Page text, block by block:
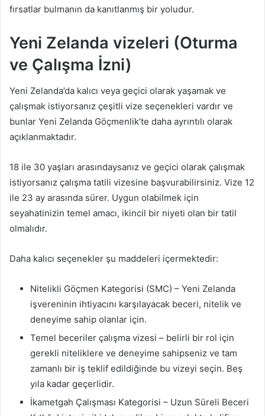
fırsatlar bulmanın da kanıtlanmış bir yoludur.
Yeni Zelanda vizeleri (Oturma
ve Çalışma İzni)
Yeni Zelanda’da kalıcı veya geçici olarak yaşamak ve
çalışmak istiyorsanız çeşitli vize seçenekleri vardır ve
bunlar Yeni Zelanda Göçmenlik’te daha ayrıntılı olarak
açıklanmaktadır.
18 ile 30 yaşları arasındaysanız ve geçici olarak çalışmak
istiyorsanız çalışma tatili vizesine başvurabilirsiniz. Vize 12
ile 23 ay arasında sürer. Uygun olabilmek için
seyahatinizin temel amacı, ikincil bir niyeti olan bir tatil
olmalıdır.
Daha kalıcı seçenekler şu maddeleri içermektedir:
Nitelikli Göçmen Kategorisi (SMC) – Yeni Zelanda
işvereninin ihtiyacını karşılayacak beceri, nitelik ve
deneyime sahip olanlar için.
Temel beceriler çalışma vizesi – belirli bir rol için
gerekli niteliklere ve deneyime sahipseniz ve tam
zamanlı bir iş teklif edildiğinde bu vizeyi seçin. Beş
yıla kadar geçerlidir.
İkametgah Çalışması Kategorisi – Uzun Süreli Beceri